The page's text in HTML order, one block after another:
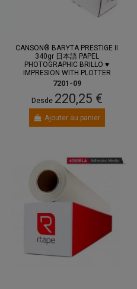
CANSON® BARYTA PRESTIGE II
340gr 日本語 PAPEL
PHOTOGRAPHIC BRILLO ♥
IMPRESION WITH PLOTTER
7201-09
Desde 220,25 €
Ajouter au panier